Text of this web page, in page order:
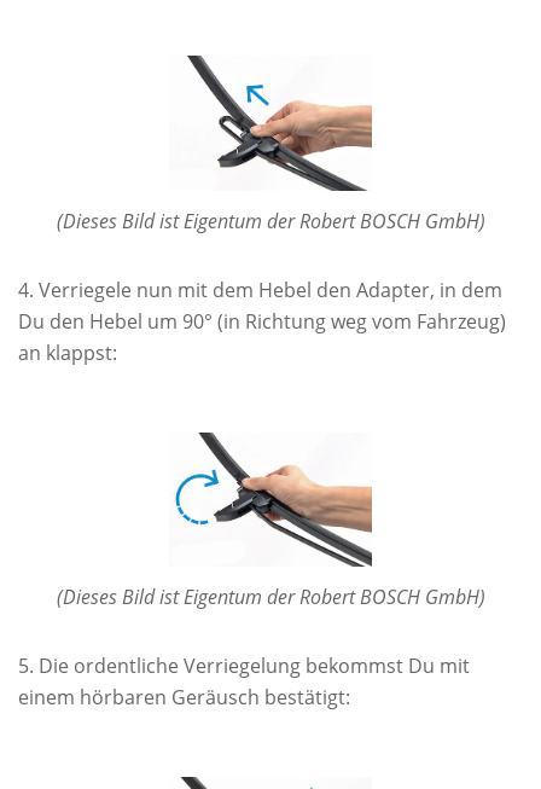
(Dieses Bild ist Eigentum der Robert BOSCH GmbH)
Verriegele nun mit dem Hebel den Adapter, in dem
Du den Hebel um 90° (in Richtung weg vom Fahrzeug)
an klappst:
(Dieses Bild ist Eigentum der Robert BOSCH GmbH)
Die ordentliche Verriegelung bekommst Du mit
einem hörbaren Geräusch bestätigt: